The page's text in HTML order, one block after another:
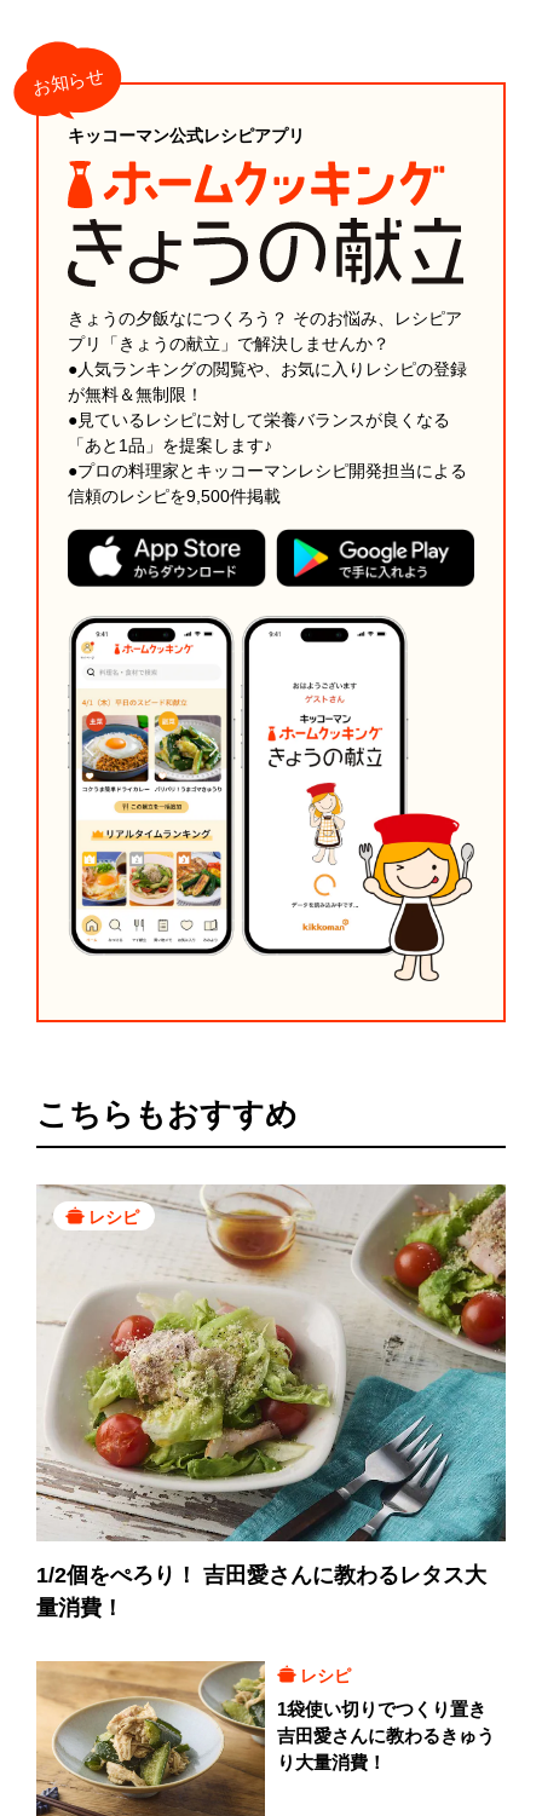
キッコーマン公式レシピアプリ
きょうの夕飯なにつくろう？ そのお悩み、レシピア
プリ「きょうの献立」で解決しませんか？
●人気ランキングの閲覧や、お気に入りレシピの登録
が無料＆無制限！
●見ているレシピに対して栄養バランスが良くなる
「あと1品」を提案します♪
●プロの料理家とキッコーマンレシピ開発担当による
信頼のレシピを9,500件掲載
こちらもおすすめ
レシピ
1/2個をぺろり！ 吉田愛さんに教わるレタス大
量消費！
レシピ
1袋使い切りでつくり置き
吉田愛さんに教わるきゅう
り大量消費！